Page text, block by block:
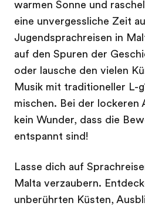
warmen Sonne und
eine unvergessliche Zeit
Jugendsprachreisen in
auf den Spuren der
oder lausche den vielen
Musik mit traditioneller L-
mischen. Bei der lockeren
kein Wunder, dass die
entspannt sind!
Lasse dich auf
Malta verzaubern.
unberührten Küsten,